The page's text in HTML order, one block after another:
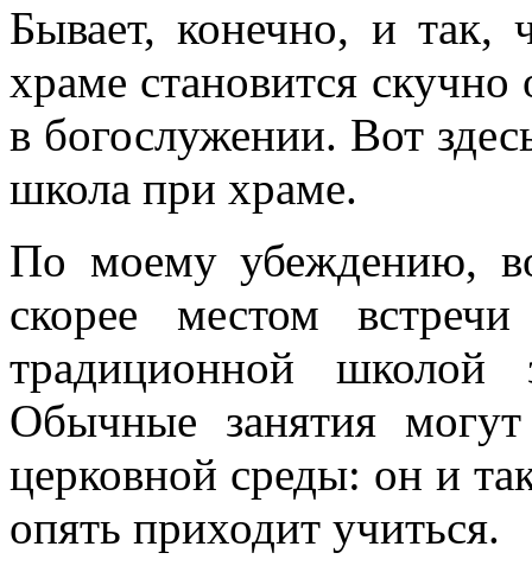
Бывает, конечно, и так,
храме становится
в богослужении. Вот
школа при храме.
По моему убеждению,
скорее местом
традиционной школой
Обычные занятия могут
церковной среды: он и
опять приходит учиться.